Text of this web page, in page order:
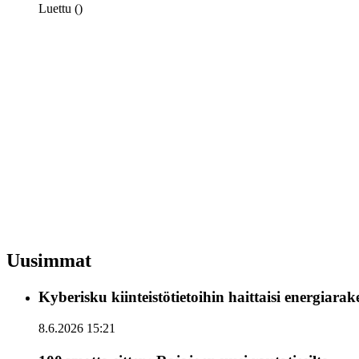
Luettu ()
Uusimmat
Kyberisku kiinteistötietoihin haittaisi
8.6.2026 15:21